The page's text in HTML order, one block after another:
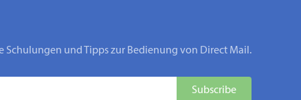
Schulungen und Tipps zur Bedienung von Direct Mail.